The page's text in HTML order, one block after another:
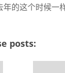
年的这个时候
posts: